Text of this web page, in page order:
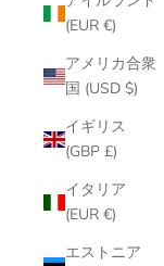
(EUR €)
アメリカ合衆
国 (USD $)
イギリス
(GBP £)
イタリア
(EUR €)
エストニア